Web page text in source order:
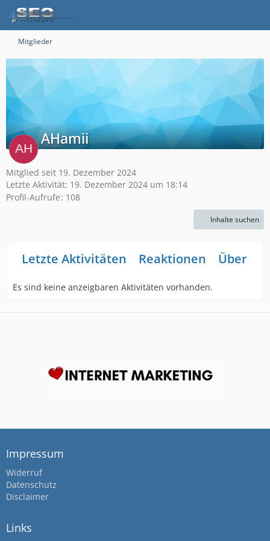
Mitglieder
AHamii
Mitglied seit 19. Dezember 2024
Letzte Aktivität: 19. Dezember 2024 um 18:14
Profil-Aufrufe 108
Inhalte suchen
Letzte Aktivitäten Reaktionen Über
Es sind keine anzeigbaren Aktivitäten vorhanden.
Impressum
Widerruf
Datenschutz
Disclaimer
Links